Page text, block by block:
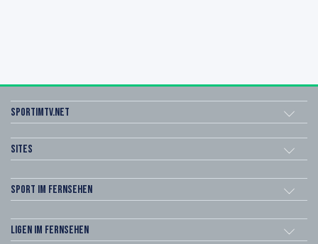
sportimtv.net
Sites
Sport im Fernsehen
Ligen im Fernsehen